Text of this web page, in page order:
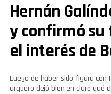
Hernán
y confirmó
el interés de
Luego de haber sido figura con
arquero dejó bien en claro qué